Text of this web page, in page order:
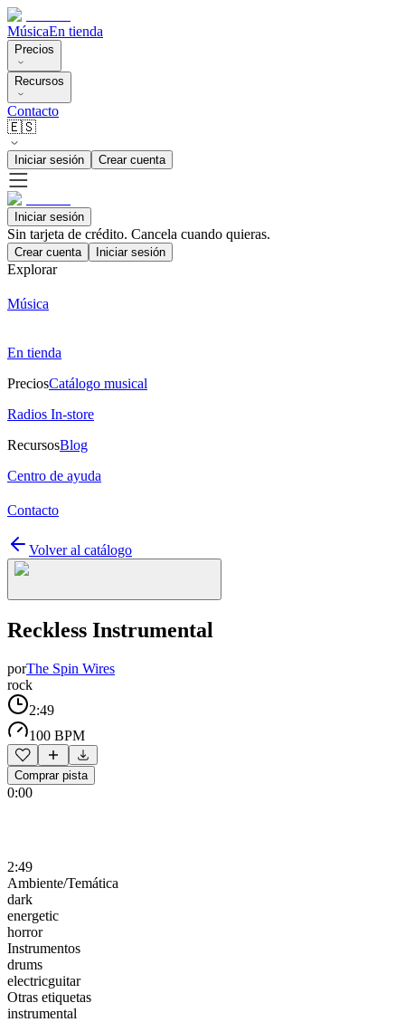
MúsicaEn tienda
Precios
Recursos
Contacto
🇪🇸
Iniciar sesión Crear cuenta
Iniciar sesión
Sin tarjeta de crédito. Cancela cuando quieras.
Crear cuenta Iniciar sesión
Explorar
Música
En tienda
PreciosCatálogo musical
Radios In-store
RecursosBlog
Centro de ayuda
Contacto
Volver al catálogo
Reckless Instrumental
porThe Spin Wires
rock
2:49
100 BPM
Comprar pista
0:00
2:49
Ambiente/Temática
dark
energetic
horror
Instrumentos
drums
electricguitar
Otras etiquetas
instrumental